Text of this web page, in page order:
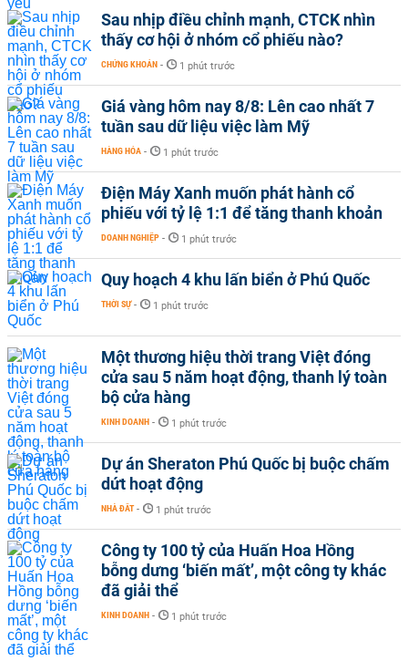
Sau nhịp điều chỉnh mạnh, CTCK nhìn
thấy cơ hội ở nhóm cổ phiếu nào?
CHỨNG KHOÁN - 1 phút trước
Giá vàng hôm nay 8/8: Lên cao nhất 7
tuần sau dữ liệu việc làm Mỹ
HÀNG HÓA - 1 phút trước
Điện Máy Xanh muốn phát hành cổ
phiếu với tỷ lệ 1:1 để tăng thanh khoản
DOANH NGHIỆP - 1 phút trước
Quy hoạch 4 khu lấn biển ở Phú Quốc
THỜI SỰ - 1 phút trước
Một thương hiệu thời trang Việt đóng
cửa sau 5 năm hoạt động, thanh lý toàn
bộ cửa hàng
KINH DOANH - 1 phút trước
Dự án Sheraton Phú Quốc bị buộc chấm
dứt hoạt động
NHÀ ĐẤT - 1 phút trước
Công ty 100 tỷ của Huấn Hoa Hồng
bỗng dưng ‘biến mất’, một công ty khác
đã giải thể
KINH DOANH - 1 phút trước